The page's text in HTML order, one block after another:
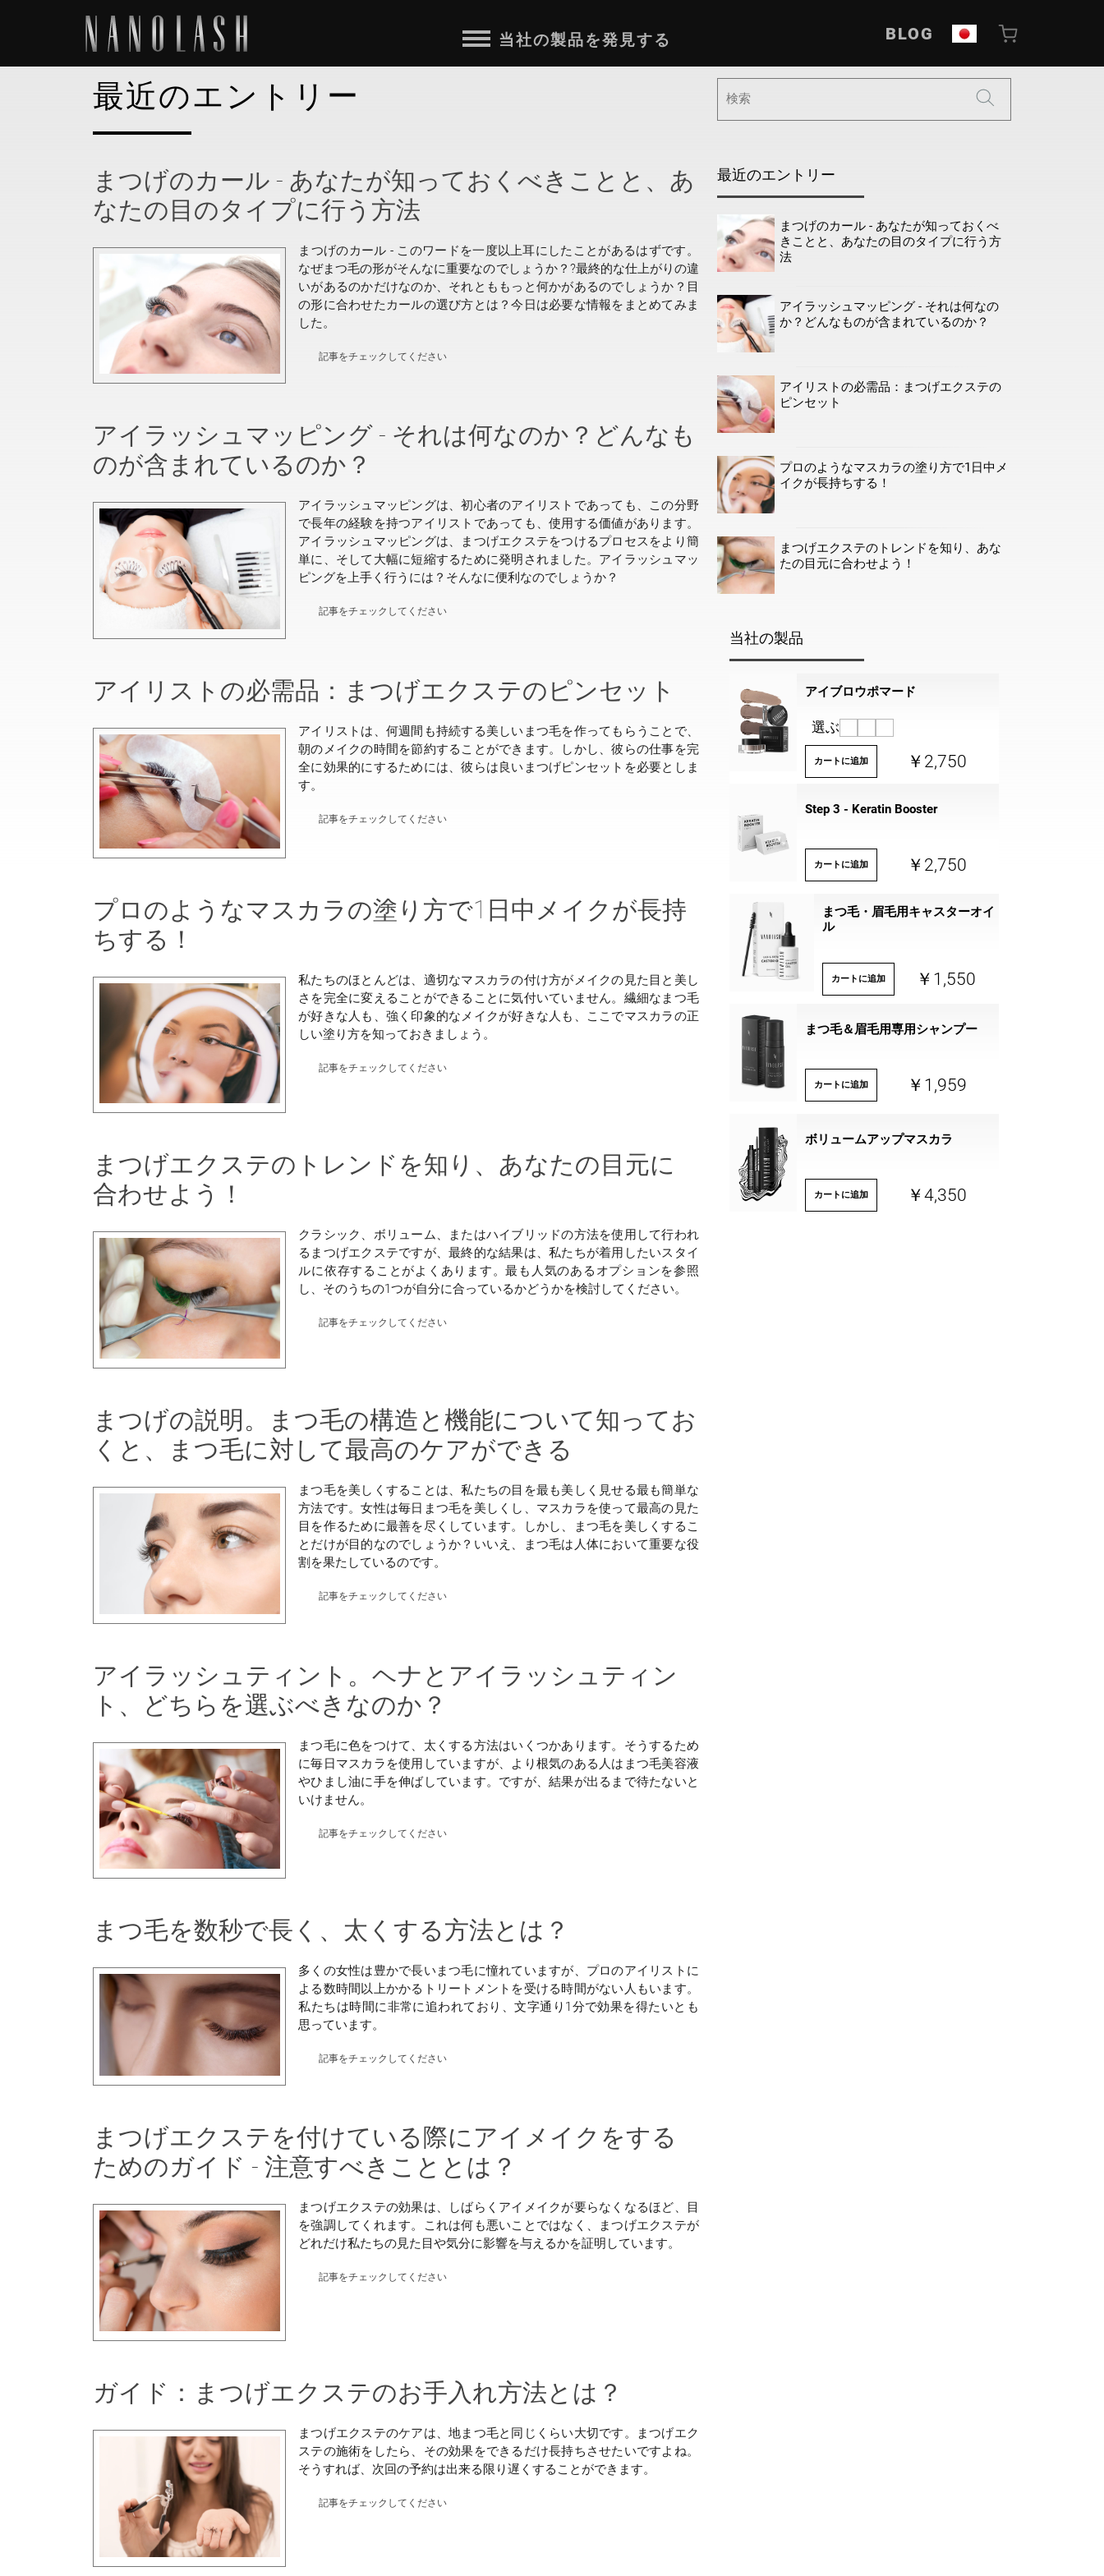
当社の製品を発見する BLOG
最近のエントリー
まつげのカール - あなたが知っておくべきことと、あ
なたの目のタイプに行う方法
まつげのカール - このワードを一度以上耳にしたことがあるはずです。
なぜまつ毛の形がそんなに重要なのでしょうか？?最終的な仕上がりの違
いがあるのかだけなのか、それとももっと何かがあるのでしょうか？目
の形に合わせたカールの選び方とは？今日は必要な情報をまとめてみま
した。
記事をチェックしてください
アイラッシュマッピング - それは何なのか？どんなも
のが含まれているのか？
アイラッシュマッピングは、初心者のアイリストであっても、この分野
で長年の経験を持つアイリストであっても、使用する価値があります。
アイラッシュマッピングは、まつげエクステをつけるプロセスをより簡
単に、そして大幅に短縮するために発明されました。アイラッシュマッ
ピングを上手く行うには？そんなに便利なのでしょうか？
記事をチェックしてください
アイリストの必需品：まつげエクステのピンセット
アイリストは、何週間も持続する美しいまつ毛を作ってもらうことで、
朝のメイクの時間を節約することができます。しかし、彼らの仕事を完
全に効果的にするためには、彼らは良いまつげピンセットを必要としま
す。
記事をチェックしてください
プロのようなマスカラの塗り方で1日中メイクが長持
ちする！
私たちのほとんどは、適切なマスカラの付け方がメイクの見た目と美し
さを完全に変えることができることに気付いていません。繊細なまつ毛
が好きな人も、強く印象的なメイクが好きな人も、ここでマスカラの正
しい塗り方を知っておきましょう。
記事をチェックしてください
まつげエクステのトレンドを知り、あなたの目元に
合わせよう！
クラシック、ボリューム、またはハイブリッドの方法を使用して行われ
るまつげエクステですが、最終的な結果は、私たちが着用したいスタイ
ルに依存することがよくあります。最も人気のあるオプションを参照
し、そのうちの1つが自分に合っているかどうかを検討してください。
記事をチェックしてください
まつげの説明。まつ毛の構造と機能について知ってお
くと、まつ毛に対して最高のケアができる
まつ毛を美しくすることは、私たちの目を最も美しく見せる最も簡単な
方法です。女性は毎日まつ毛を美しくし、マスカラを使って最高の見た
目を作るために最善を尽くしています。しかし、まつ毛を美しくするこ
とだけが目的なのでしょうか？いいえ、まつ毛は人体において重要な役
割を果たしているのです。
記事をチェックしてください
アイラッシュティント。ヘナとアイラッシュティン
ト、どちらを選ぶべきなのか？
まつ毛に色をつけて、太くする方法はいくつかあります。そうするため
に毎日マスカラを使用していますが、より根気のある人はまつ毛美容液
やひまし油に手を伸ばしています。ですが、結果が出るまで待たないと
いけません。
記事をチェックしてください
まつ毛を数秒で長く、太くする方法とは？
多くの女性は豊かで長いまつ毛に憧れていますが、プロのアイリストに
よる数時間以上かかるトリートメントを受ける時間がない人もいます。
私たちは時間に非常に追われており、文字通り1分で効果を得たいとも
思っています。
記事をチェックしてください
まつげエクステを付けている際にアイメイクをする
ためのガイド - 注意すべきこととは？
まつげエクステの効果は、しばらくアイメイクが要らなくなるほど、目
を強調してくれます。これは何も悪いことではなく、まつげエクステが
どれだけ私たちの見た目や気分に影響を与えるかを証明しています。
記事をチェックしてください
ガイド：まつげエクステのお手入れ方法とは？
まつげエクステのケアは、地まつ毛と同じくらい大切です。まつげエク
ステの施術をしたら、その効果をできるだけ長持ちさせたいですよね。
そうすれば、次回の予約は出来る限り遅くすることができます。
記事をチェックしてください
最近のエントリー
まつげのカール - あなたが知っておくべ
きことと、あなたの目のタイプに行う方
法
アイラッシュマッピング - それは何なの
か？どんなものが含まれているのか？
アイリストの必需品：まつげエクステの
ピンセット
プロのようなマスカラの塗り方で1日中メ
イクが長持ちする！
まつげエクステのトレンドを知り、あな
たの目元に合わせよう！
当社の製品
アイブロウポマード
選ぶ
カートに追加 ￥2,750
Step 3 - Keratin Booster
カートに追加 ￥2,750
まつ毛・眉毛用キャスターオイ
ル
カートに追加 ￥1,550
まつ毛＆眉毛用専用シャンプー
カートに追加 ￥1,959
ボリュームアップマスカラ
カートに追加 ￥4,350